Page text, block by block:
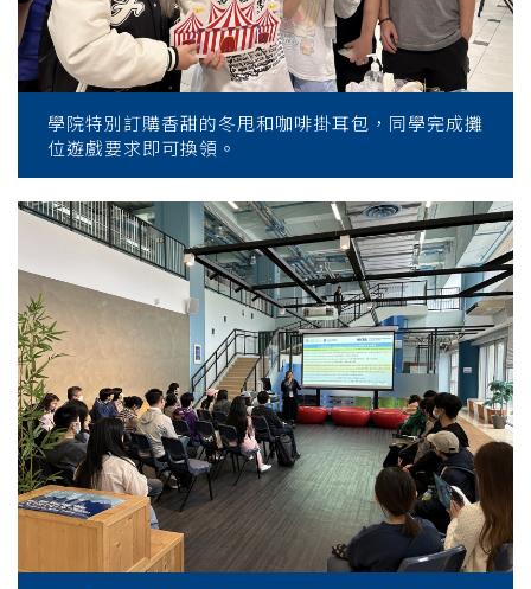
學院特別訂購香甜的冬甩和咖啡掛耳包，同學完成攤
位遊戲要求即可換領。